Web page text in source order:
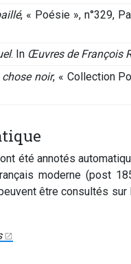
, « Poésie », n°329,
. In Œuvres de François
chose noir, « Collection
été annotés
moderne (post
être consultés